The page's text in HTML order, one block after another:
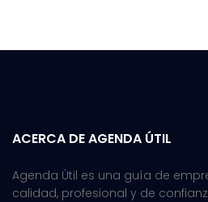
ACERCA DE AGENDA ÚTIL
Agenda Útil es una guía de
calidad, profesional y de